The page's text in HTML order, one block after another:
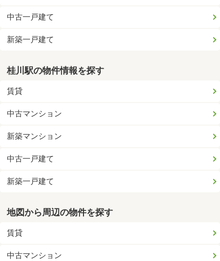
中古一戸建て
新築一戸建て
桂川駅の物件情報を探す
賃貸
中古マンション
新築マンション
中古一戸建て
新築一戸建て
地図から周辺の物件を探す
賃貸
中古マンション